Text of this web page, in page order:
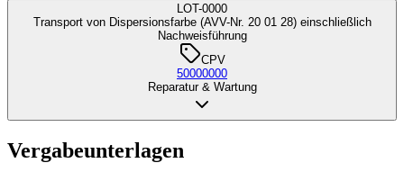
LOT-0000
Transport von Dispersionsfarbe (AVV-Nr. 20 01 28) einschließlich
Nachweisführung
CPV
50000000
Reparatur & Wartung
Vergabeunterlagen